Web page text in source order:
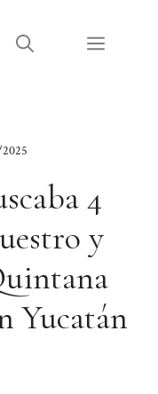
Menú
4
y
Yucatán